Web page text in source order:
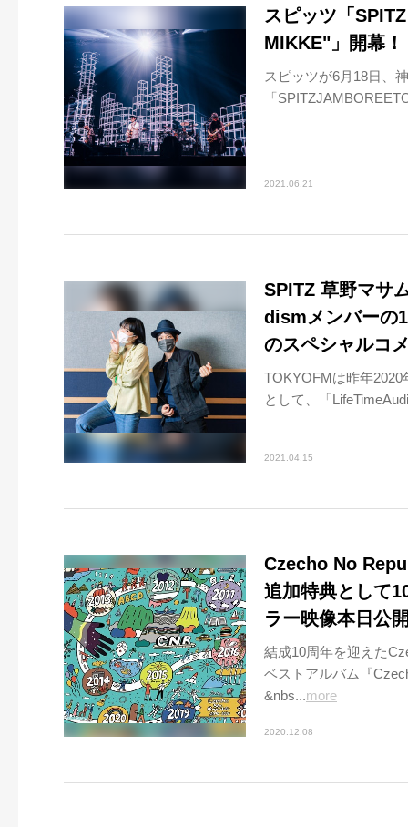
スピッツ「
MIKKE"」開幕
スピッツが6月18日、
「
2021.06.21
SPITZ 草野マサ
dismメンバーの
のスペシャルコ
TOKYOFMは昨年
として、「
2021.04.15
Czecho No
追加特典として
ラー映像本日公
結成10周年を迎えた
ベストアルバム『
&nbs...more
2020.12.08